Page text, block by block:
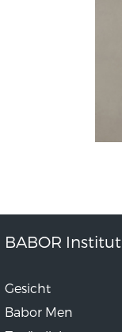
BABOR Institut
Gesicht
Babor Men